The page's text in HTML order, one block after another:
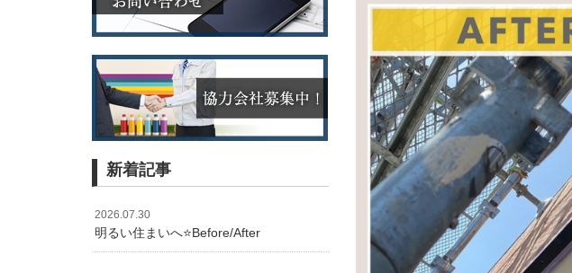
新着記事
2026.07.30
明るい住まいへ⭐️Before/After